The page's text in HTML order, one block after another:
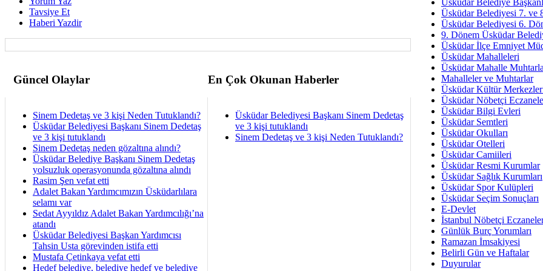
Tavsiye Et
Haberi Yazdir
Güncel Olaylar En Çok Okunan Haberler
Sinem Dedetaş ve 3 kişi Neden Tutuklandı?
Üsküdar Belediyesi Başkanı Sinem Dedetaş
ve 3 kişi tutuklandı
Sinem Dedetaş neden gözaltına alındı?
Üsküdar Belediye Başkanı Sinem Dedetaş
yolsuzluk operasyonunda gözaltına alındı
Rasim Şen vefat etti
Adalet Bakan Yardımcımızın Üsküdarlılara
selamı var
Sedat Ayyıldız Adalet Bakan Yardımcılığı’na
atandı
Üsküdar Belediyesi Başkan Yardımcısı
Tahsin Usta görevinden istifa etti
Mustafa Çetinkaya vefat etti
Hedef belediye, belediye hedef ve belediye
Üsküdar Belediyesi Başkanı Sinem Dedetaş
ve 3 kişi tutuklandı
Sinem Dedetaş ve 3 kişi Neden Tutuklandı?
İmar Sorunlarının Genel
Arakan
Bayramın
Ruhsal
Üsküdar
Üsküdar Belediye
Üsküdar Belediyesi 7. ve
Üsküdar Belediyesi 6.
9. Dönem Üsküdar
Üsküdar İlçe Emniyet
Üsküdar Mahalleleri
Üsküdar Mahalle
Mahalleler ve Muhtarlar
Üsküdar Kültür
Üsküdar Nöbetçi
Üsküdar Bilgi Evleri
Üsküdar Semtleri
Üsküdar Okulları
Üsküdar Otelleri
Üsküdar Camiileri
Üsküdar Resmi Kurumlar
Üsküdar Sağlık Kurumları
Üsküdar Spor Kulüpleri
Üsküdar Seçim Sonuçları
E-Devlet
İstanbul Nöbetçi
Günlük Burç Yorumları
Ramazan İmsakiyesi
Belirli Gün ve Haftalar
Duyurular